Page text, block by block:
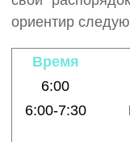
ориентир
Время
6:00
6:00-7:30